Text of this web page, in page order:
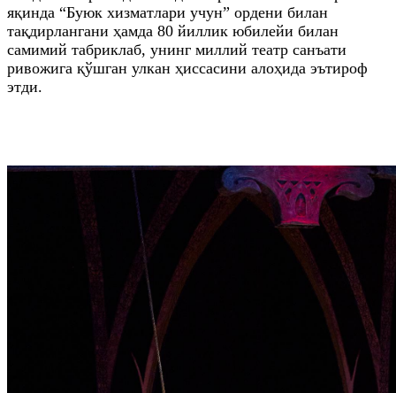
яқинда “Буюк хизматлари учун” ордени билан
тақдирлангани ҳамда 80 йиллик юбилейи билан
самимий табриклаб, унинг миллий театр санъати
ривожига қўшган улкан ҳиссасини алоҳида эътироф
этди.